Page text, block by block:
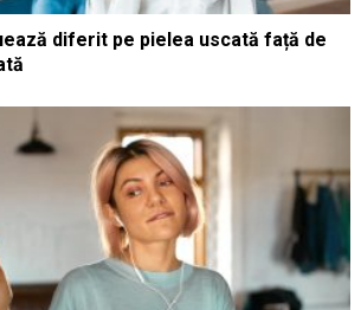
diferit pe pielea uscată față de